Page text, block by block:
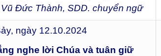
Đức Thành, SDD. chuyển ngữ
ngày 12.10.2024
nghe lời Chúa và tuân giữ